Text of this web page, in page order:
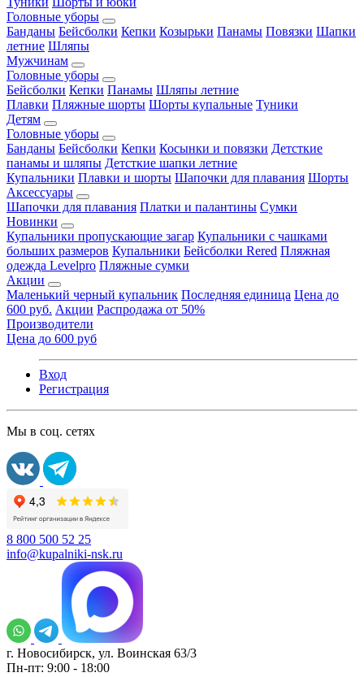
Головные уборы
Банданы Бейсболки Кепки Козырьки Панамы Повязки Шапки
летние Шляпы
Мужчинам
Головные уборы
Бейсболки Кепки Панамы Шляпы летние
Плавки Пляжные шорты Шорты купальные Туники
Детям
Головные уборы
Банданы Бейсболки Кепки Косынки и повязки Детсткие
панамы и шляпы Детсткие шапки летние
Купальники Плавки и шорты Шапочки для плавания Шорты
Аксессуары
Шапочки для плавания Платки и палантины Сумки
Новинки
Купальники пропускающие загар Купальники с чашками
больших размеров Купальники Бейсболки Rered Пляжная
одежда Levelpro Пляжные сумки
Акции
Маленький черный купальник Последняя единица Цена до
600 руб. Акции Распродажа от 50%
Производители
Цена до 600 руб
Вход
Регистрация
Мы в соц. сетях
8 800 500 52 25
info@kupalniki-nsk.ru
г. Новосибирск, ул. Воинская 63/3
Пн-пт: 9:00 - 18:00